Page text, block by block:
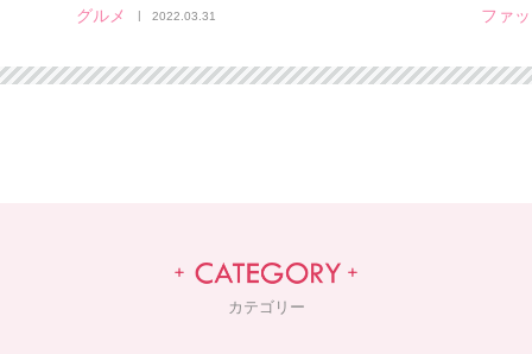
グルメ
2022.03.31
ファ
カテゴリー